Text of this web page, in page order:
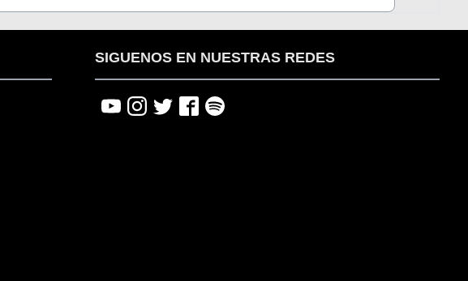
SIGUENOS EN NUESTRAS REDES